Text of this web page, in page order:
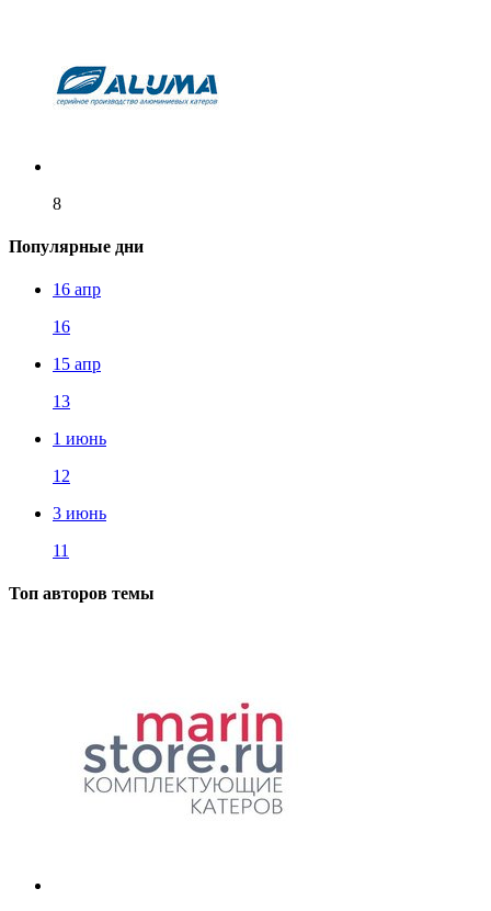
8
Популярные дни
16 апр
16
15 апр
13
1 июнь
12
3 июнь
11
Топ авторов темы